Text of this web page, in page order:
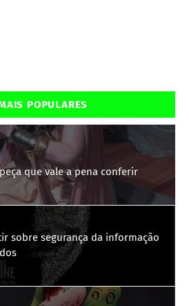
POPULARES
- uma peça que vale a pena conferir
sobre segurança da informação